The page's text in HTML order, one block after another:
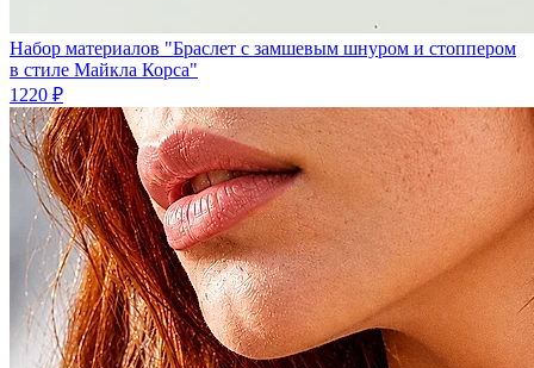
Набор материалов "Браслет с замшевым шнуром и стоппером
в стиле Майкла Корса"
1220 ₽